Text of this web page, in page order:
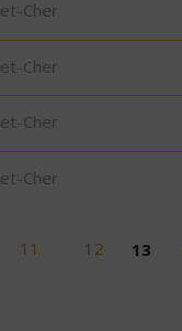
Cher
Cher
Cher
Cher
11 12 13